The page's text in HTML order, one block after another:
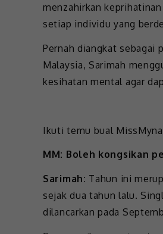
menzahirkan
setiap individu yang
Pernah diangkat sebagai
Malaysia, Sarimah
kesihatan mental agar
Ikuti temu bual
MM: Boleh kongsikan
Sarimah: Tahun ini
sejak dua tahun lalu.
dilancarkan pada